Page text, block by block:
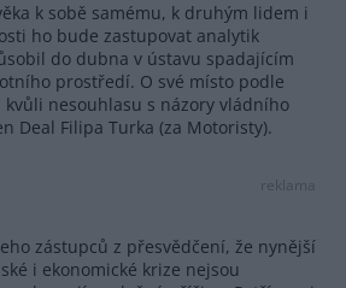
k sobě samému, k druhým lidem i
ho bude zastupovat analytik
do dubna v ústavu spadajícím
prostředí. O své místo podle
kvůli nesouhlasu s názory vládního
Deal Filipa Turka (za Motoristy).
reklama
zástupců z přesvědčení, že nynější
i ekonomické krize nejsou